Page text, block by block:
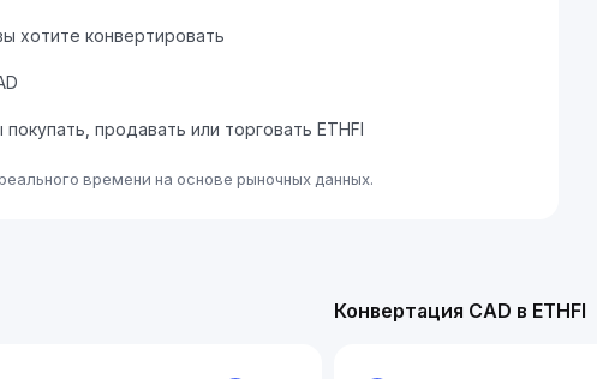
хотите конвертировать
продавать или торговать ETHFI
времени на основе рыночных данных.
Конвертация CAD в ETHFI